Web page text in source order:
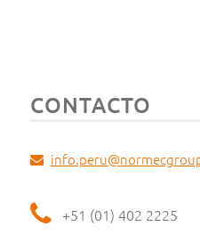
CONTACTO
+51 (01) 402 2225